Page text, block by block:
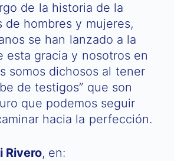
de la historia de la
de hombres y mujeres,
se han lanzado a la
esta gracia y nosotros en
somos dichosos al tener
de testigos” que son
que podemos seguir
hacia la perfección.
Rivero, en: